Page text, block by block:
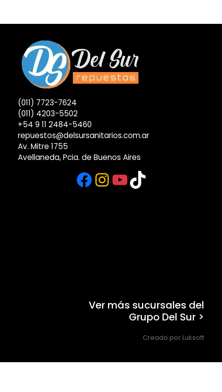
(011) 7723-7624
(011) 4203-5502
+54 9 11 2484-5460
repuestos@delsursanitarios.com.ar
Av. Mitre 1755
Avellaneda, Pcia. de Buenos Aires
Facebook
Instagram
YouTube
TikTok
Ver más sucursales del
Grupo Del Sur >
Creado por Luksoft